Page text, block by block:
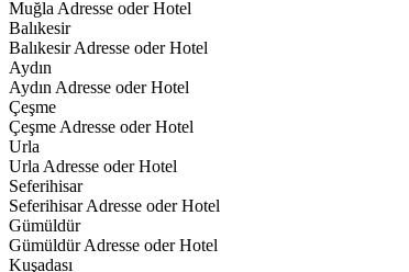
Muğla Adresse oder Hotel
Balıkesir
Balıkesir Adresse oder Hotel
Aydın
Aydın Adresse oder Hotel
Çeşme
Çeşme Adresse oder Hotel
Urla
Urla Adresse oder Hotel
Seferihisar
Seferihisar Adresse oder Hotel
Gümüldür
Gümüldür Adresse oder Hotel
Kuşadası